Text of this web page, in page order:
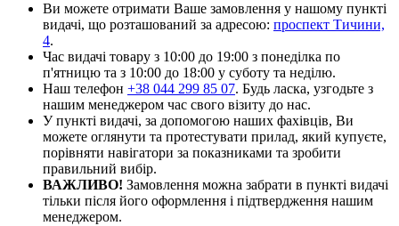
Ви можете отримати Ваше замовлення у нашому пункті
видачі, що розташований за адресою: проспект Тичини,
4.
Час видачі товару з 10:00 до 19:00 з понеділка по
п'ятницю та з 10:00 до 18:00 у суботу та неділю.
Наш телефон +38 044 299 85 07. Будь ласка, узгодьте з
нашим менеджером час свого візиту до нас.
У пункті видачі, за допомогою наших фахівців, Ви
можете оглянути та протестувати прилад, який купуєте,
порівняти навігатори за показниками та зробити
правильний вибір.
ВАЖЛИВО! Замовлення можна забрати в пункті видачі
тільки після його оформлення і підтвердження нашим
менеджером.